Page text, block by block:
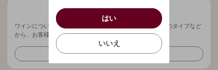
ワインについてお気軽にご相談ください。ご予算、ワインのタイプなど
から、お客様に最適なワインをご提案させていただきます。
お問い合わせフォーム
はい
いいえ
/
確認する